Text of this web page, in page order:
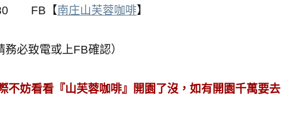
FB【南庄山芙蓉咖啡】
必致電或上FB確認）
不妨看看『山芙蓉咖啡』開園了沒，如有開園千萬要去